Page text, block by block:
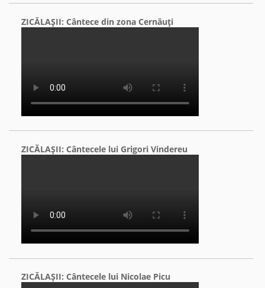
ZICĂLAŞII: Cântece din zona Cernăuţi
ZICĂLAŞII: Cântecele lui Grigori Vindereu
ZICĂLAŞII: Cântecele lui Nicolae Picu